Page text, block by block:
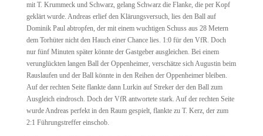
mit T. Krummeck und Schwarz, gelang Schwarz die Flanke, die per Kopf
geklärt wurde. Andreas erlief den Klärungsversuch, lies den Ball auf
Dominik Paul abtropfen, der mit einem wuchtigen Schuss aus 28 Metern
dem Torhüter nicht den Hauch einer Chance lies. 1:0 für den VfR. Doch
nur fünf Minuten später könnte der Gastgeber ausgleichen. Bei einem
verunglückten langen Ball der Oppenheimer, verschätze sich Augustin beim
Rauslaufen und der Ball könnte in den Reihen der Oppenheimer bleiben.
Auf der rechten Seite flankte dann Lurkin auf Streker der den Ball zum
Ausgleich eindrosch. Doch der VfR antwortete stark. Auf der rechten Seite
wurde Andreas perfekt in den Raum gespielt, flankte zu T. Kerz, der zum
2:1 Führungstreffer einschob.